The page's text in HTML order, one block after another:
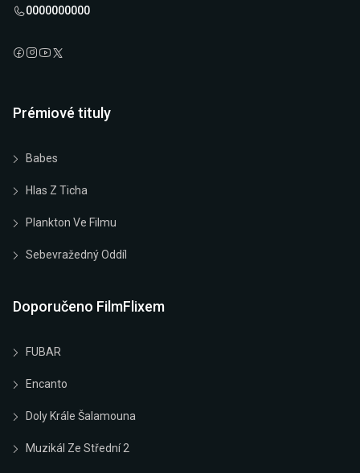
0000000000
Prémiové tituly
Babes
Hlas Z Ticha
Plankton Ve Filmu
Sebevražedný Oddíl
Doporučeno FilmFlixem
FUBAR
Encanto
Doly Krále Šalamouna
Muzikál Ze Střední 2